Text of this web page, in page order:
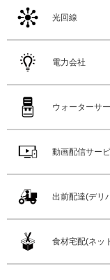
光回線
電力会社
ウォーターサ
動画配信サー
出前配達(デリ
食材宅配(ネッ